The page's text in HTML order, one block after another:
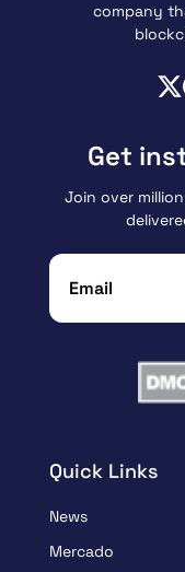
company
Quick Links
News
Mercado
Get
Join over